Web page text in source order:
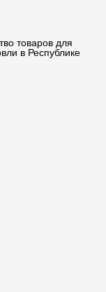
товаров для
в Республике